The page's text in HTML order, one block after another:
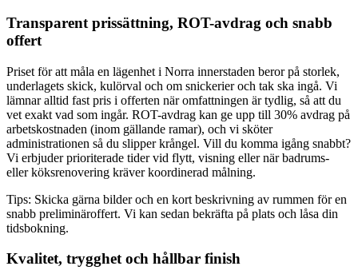
Transparent prissättning, ROT-avdrag och snabb
offert
Priset för att måla en lägenhet i Norra innerstaden beror på storlek,
underlagets skick, kulörval och om snickerier och tak ska ingå. Vi
lämnar alltid fast pris i offerten när omfattningen är tydlig, så att du
vet exakt vad som ingår. ROT-avdrag kan ge upp till 30% avdrag på
arbetskostnaden (inom gällande ramar), och vi sköter
administrationen så du slipper krångel. Vill du komma igång snabbt?
Vi erbjuder prioriterade tider vid flytt, visning eller när badrums-
eller köksrenovering kräver koordinerad målning.
Tips: Skicka gärna bilder och en kort beskrivning av rummen för en
snabb preliminäroffert. Vi kan sedan bekräfta på plats och låsa din
tidsbokning.
Kvalitet, trygghet och hållbar finish